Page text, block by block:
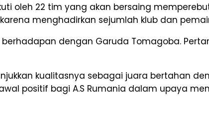
oleh 22 tim yang akan bersaing
menghadirkan sejumlah klub dan
dengan Garuda Tomagoba.
kualitasnya sebagai juara bertahan
positif bagi A.S Rumania dalam upaya